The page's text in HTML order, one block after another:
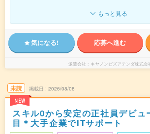
もっと見る
気になる! 応募へ進む
派遣会社 キヤノンビズアテンダ株式会
未読
NEW
掲載日 2026/08/08
スキル0から安定の正社員デビュ
目＊大手企業でITサポート